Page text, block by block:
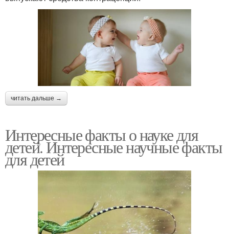
читать дальше →
Интересные факты о науке для
детей. Интересные научные факты
для детей